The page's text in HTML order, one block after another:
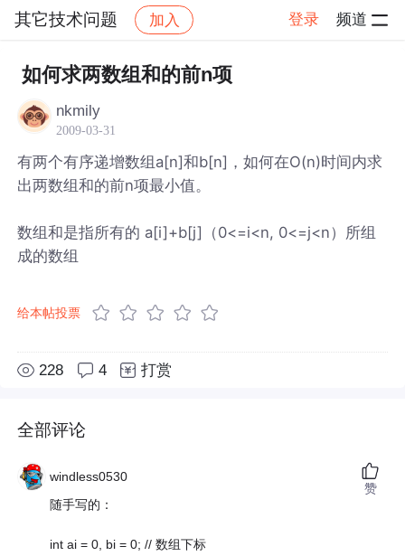
其它技术问题 加入 登录 频道
社区 其它技术问题 帖子详情
如何求两数组和的前n项
nkmily
2009-03-31
有两个有序递增数组a[n]和b[n]，如何在O(n)时间内求
出两数组和的前n项最小值。
数组和是指所有的 a[i]+b[j]（0<=i<n, 0<=j<n）所组
成的数组
给本帖投票
228 4 打赏
全部评论
windless0530
随手写的：
int ai = 0, bi = 0; // 数组下标
赞